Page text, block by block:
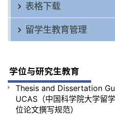
表格下载
留学生教育管理
学位与研究生教育
Thesis and Dissertation
UCAS（中国科学院大学留
位论文撰写规范）